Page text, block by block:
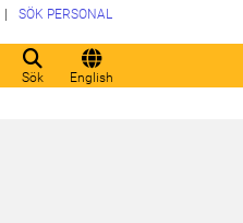
Sök English
SÖK PERSONAL